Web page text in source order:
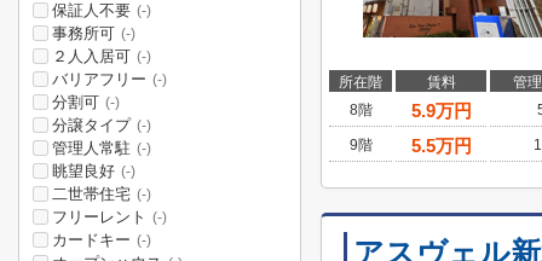
所在階 賃料
管
8階
5.9万円
9階 5.5万円
アスヴェル
保証人不要 (-)
事務所可 (-)
２人入居可 (-)
バリアフリー (-)
分割可 (-)
分譲タイプ (-)
管理人常駐 (-)
眺望良好 (-)
二世帯住宅 (-)
フリーレント (-)
カードキー (-)